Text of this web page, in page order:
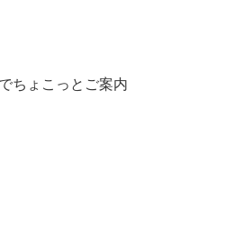
ちょこっとご案内